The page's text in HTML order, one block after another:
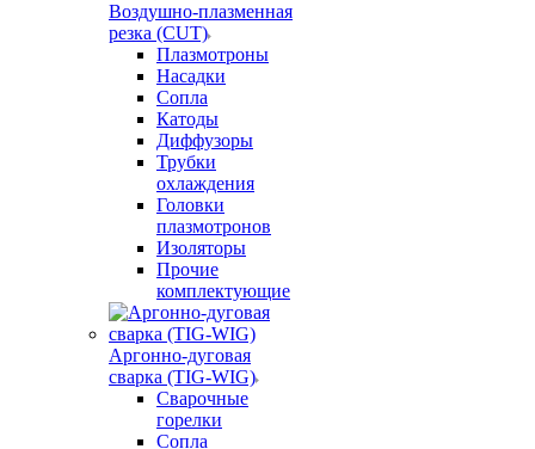
Воздушно-плазменная
резка (CUT)
Плазмотроны
Насадки
Сопла
Катоды
Диффузоры
Трубки
охлаждения
Головки
плазмотронов
Изоляторы
Прочие
комплектующие
Аргонно-дуговая
сварка (TIG-WIG)
Сварочные
горелки
Сопла